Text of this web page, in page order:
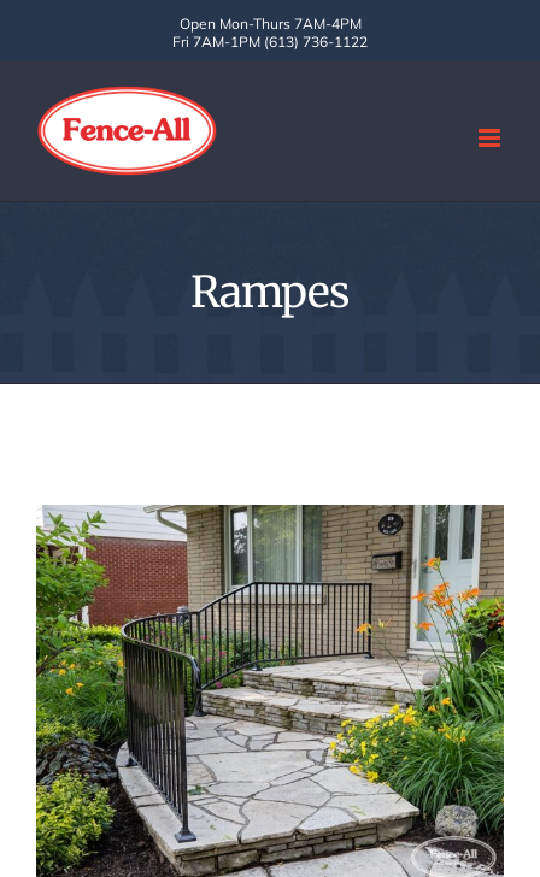
Open Mon-Thurs 7AM-4PM
Fri 7AM-1PM (613) 736-1122
Rampes
Pourquoi nos rampes en
aluminium et en fer sont-elles
seulement disponibles pour une
installation complète ?